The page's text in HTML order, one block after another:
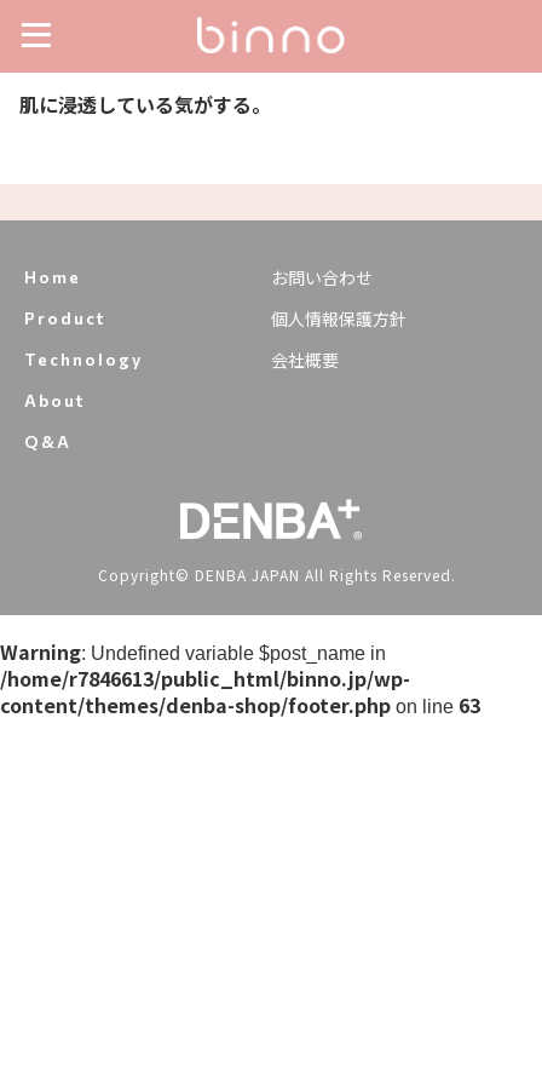
肌に浸透している気がする。
Home
Product
Technology
About
Q&A
お問い合わせ
個人情報保護方針
会社概要
Copyright© DENBA JAPAN All Rights Reserved.
Warning: Undefined variable $post_name in
/home/r7846613/public_html/binno.jp/wp-
content/themes/denba-shop/footer.php on line 63